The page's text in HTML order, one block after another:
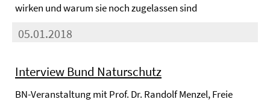
wirken und warum sie noch zugelassen sind
05.01.2018
Interview Bund Naturschutz
BN-Veranstaltung mit Prof. Dr. Randolf Menzel, Freie